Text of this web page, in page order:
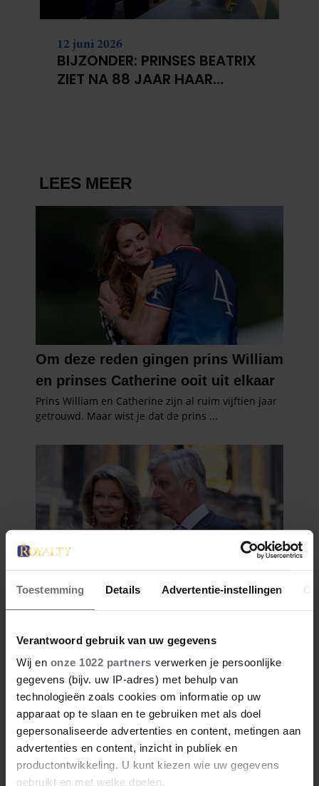
Toestemming Details Advertentie-instellingen
Verantwoord gebruik van uw gegevens
Wij en onze 1022 partners verwerken je persoonlijke
gegevens (bijv. uw IP-adres) met behulp van
technologieën zoals cookies om informatie op uw
apparaat op te slaan en te gebruiken met als doel
gepersonaliseerde advertenties en content, metingen aan
advertenties en content, inzicht in publiek en
productontwikkeling. U kunt kiezen wie uw gegevens
gebruikt en met welke doelen.
12 juni 2026
BIJZONDER: PRINSES BEATRIX
ZIET NA 88 JAAR HAAR